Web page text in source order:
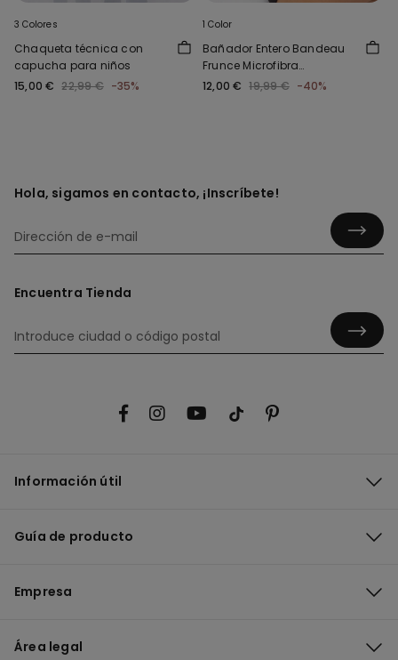
3 Colores
Chaqueta técnica con
capucha para niños
15,00 € 22,99 € -35%
1 Color
Bañador Entero Bandeau
Frunce Microfibra
Reciclada
12,00 € 19,99 € -40%
Hola, sigamos en contacto, ¡Inscríbete!
Encuentra Tienda
Información útil
Guía de producto
Empresa
Área legal